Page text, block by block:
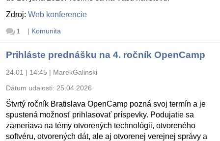
Zdroj: Web konferencie
1 | Komunita
Prihláste prednášku na 4. ročník OpenCamp
24.01 | 14:45 | MarekGalinski
Dátum udalosti: 25.04.2026
Štvrtý ročník Bratislava OpenCamp pozná svoj termín a je
spustená možnosť prihlasovať príspevky. Podujatie sa
zameriava na témy otvorených technológii, otvoreného
softvéru, otvorených dát, ale aj otvorenej verejnej správy a